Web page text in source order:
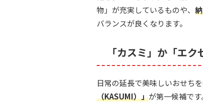
物」が充実しているものや、
バランスが良くなります。
「カスミ」か「エ
日常の延長で美味しいおせち
（KASUMI）」が第一候補で